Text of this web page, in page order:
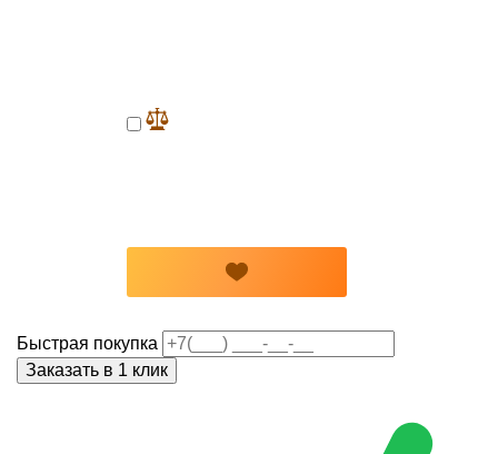
Быстрая покупка